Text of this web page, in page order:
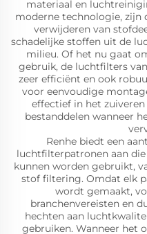
materiaal en
moderne technologie, zijn
verwijderen van
schadelijke stoffen uit de
milieu. Of het nu gaat
gebruik, de luchtfilters
zeer efficiënt en ook
voor eenvoudige
effectief in het
bestanddelen wanneer
Renhe biedt een
luchtfilterpatronen aan
kunnen worden gebruikt,
stof filtering. Omdat elk
wordt gemaakt,
branchenvereisten en
hechten aan
gebruiken. Wanneer het